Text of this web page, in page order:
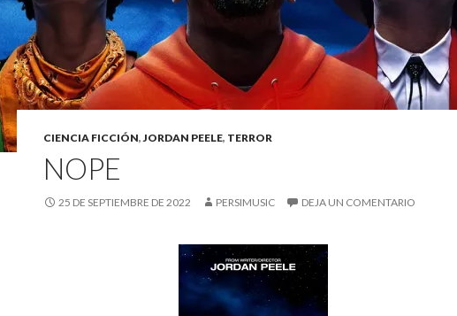
CIENCIA FICCIÓN,JORDAN PEELE, TERROR
NOPE
25 DE SEPTIEMBRE DE 2022 PERSIMUSIC DEJA UN COMENTARIO